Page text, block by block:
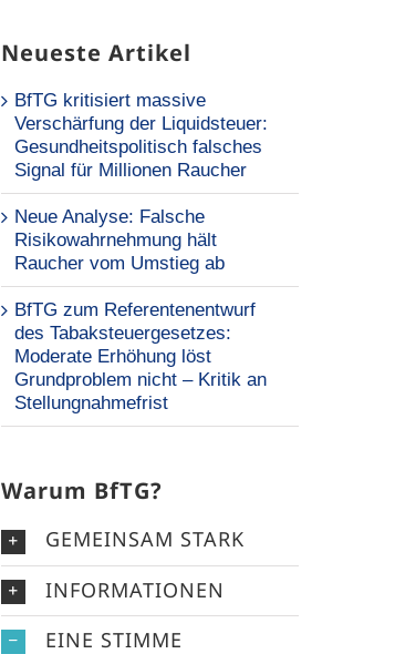
Neueste Artikel
BfTG kritisiert massive
Verschärfung der Liquidsteuer:
Gesundheitspolitisch falsches
Signal für Millionen Raucher
Neue Analyse: Falsche
Risikowahrnehmung hält
Raucher vom Umstieg ab
BfTG zum Referentenentwurf
des Tabaksteuergesetzes:
Moderate Erhöhung löst
Grundproblem nicht – Kritik an
Stellungnahmefrist
Warum BfTG?
GEMEINSAM STARK
INFORMATIONEN
EINE STIMME